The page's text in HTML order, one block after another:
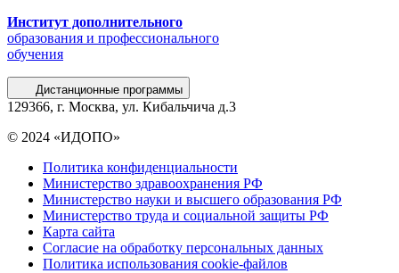
Институт дополнительного
образования и профессионального
обучения
Дистанционные программы
129366, г. Москва, ул. Кибальчича д.3
© 2024 «ИДОПО»
Политика конфиденциальности
Министерство здравоохранения РФ
Министерство науки и высшего образования РФ
Министерство труда и социальной защиты РФ
Карта сайта
Согласие на обработку персональных данных
Политика использования сookie-файлов